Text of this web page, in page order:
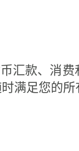
汇款、消费
满足您的所